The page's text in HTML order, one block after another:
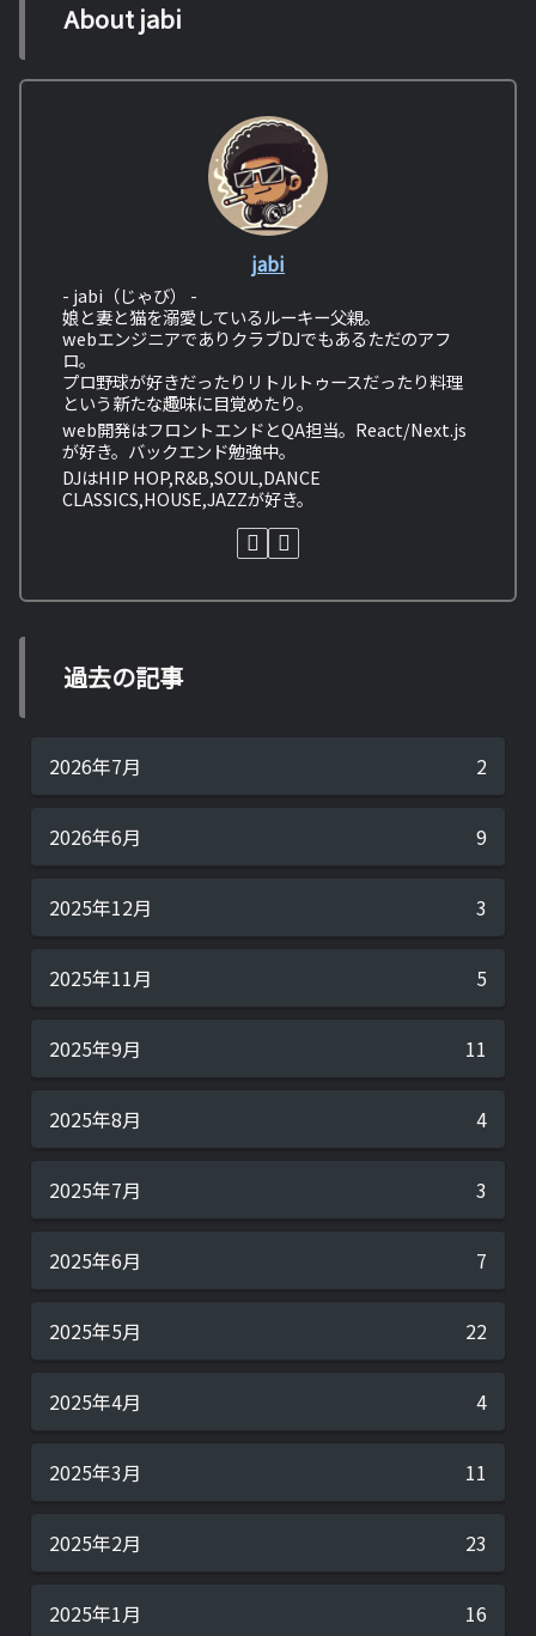
About jabi
jabi
- jabi（じゃび） -
娘と妻と猫を溺愛しているルーキー父親。
webエンジニアでありクラブDJでもあるただのアフ
ロ。
プロ野球が好きだったりリトルトゥースだったり料理
という新たな趣味に目覚めたり。
web開発はフロントエンドとQA担当。React/Next.js
が好き。バックエンド勉強中。
DJはHIP HOP,R&B,SOUL,DANCE
CLASSICS,HOUSE,JAZZが好き。
過去の記事
2026年7月 2
2026年6月 9
2025年12月 3
2025年11月 5
2025年9月 11
2025年8月 4
2025年7月 3
2025年6月 7
2025年5月 22
2025年4月 4
2025年3月 11
2025年2月 23
2025年1月 16